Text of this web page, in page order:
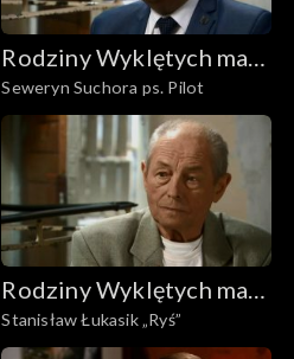
Rodziny Wyklętych mają
głos
Seweryn Suchora ps. Pilot
Rodziny Wyklętych mają
głos
Stanisław Łukasik „Ryś”